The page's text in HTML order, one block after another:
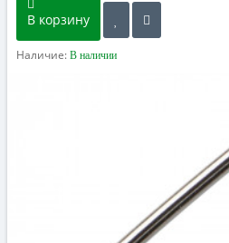
В корзину
Наличие: В наличии